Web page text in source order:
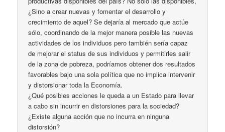
¿Sino a crear nuevas y fomentar el desarrollo y
crecimiento de aquel? Se dejaría al mercado que actúe
sólo, coordinando de la mejor manera posible las nuevas
actividades de los individuos pero también sería capaz
de mejorar el status de sus individuos y permitirles salir
de la zona de pobreza, podríamos obtener dos resultados
favorables bajo una sola política que no implica intervenir
y distorsionar toda la Economía.
¿Qué posibles acciones le queda a un Estado para llevar
a cabo sin incurrir en distorsiones para la sociedad?
¿Existe alguna acción que no incurra en ninguna
distorsión?